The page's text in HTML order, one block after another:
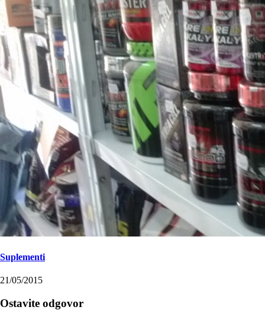
Suplementi
21/05/2015
Ostavite odgovor